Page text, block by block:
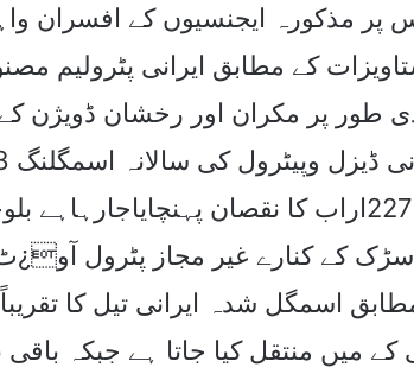
پر مذکورہ ایجنسیوں کے
کے مطابق ایرانی پٹرولیم
طور پر مکران اور رخشان ڈویژن
خزانہ کو سالانہ227اراب کا نقصان
سڑک کے کنارے غیر مجاز پٹرول
کے میں منتقل کیا جاتا ہے جبکہ